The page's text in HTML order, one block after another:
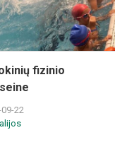
fizinio
22